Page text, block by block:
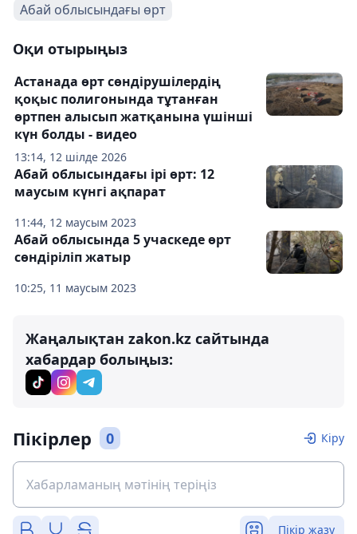
Абай облысындағы өрт
Оқи отырыңыз
13:14, 12 шілде 2026
Астанада өрт сөндірушілердің
қоқыс полигонында тұтанған
өртпен алысып жатқанына үшінші
күн болды - видео
11:44, 12 маусым 2023
Абай облысындағы ірі өрт: 12
маусым күнгі ақпарат
10:25, 11 маусым 2023
Абай облысында 5 учаскеде өрт
сөндіріліп жатыр
Жаңалықтан zakon.kz сайтында
хабардар болыңыз:
Пікірлер 0 Кіру
Пікір жазу